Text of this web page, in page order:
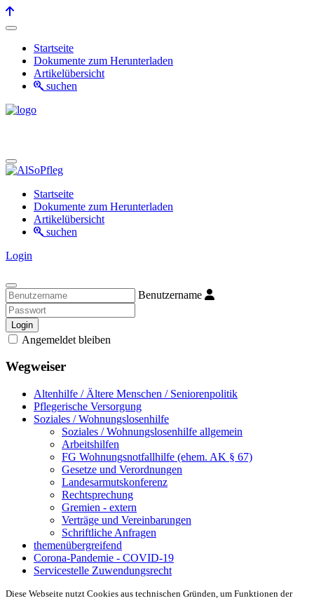
Startseite
Dokumente zum Herunterladen
Artikelübersicht
suchen
Startseite
Dokumente zum Herunterladen
Artikelübersicht
suchen
Login
Benutzername
Login
Angemeldet bleiben
Wegweiser
Altenhilfe / Ältere Menschen / Seniorenpolitik
Pflegerische Versorgung
Soziales / Wohnungslosenhilfe
Soziales / Wohnungslosenhilfe allgemein
Arbeitshilfen
FG Wohnungsnotfallhilfe (ehem. AK § 67)
Gesetze und Verordnungen
Landesarmutskonferenz
Rechtsprechung
Gremien - extern
Verträge und Vereinbarungen
Schriftliche Anfragen
themenübergreifend
Corona-Pandemie - COVID-19
Servicestelle Zuwendungsrecht
Diese Webseite nutzt Cookies aus technischen Gründen, um Funktionen der